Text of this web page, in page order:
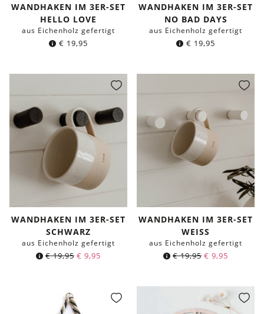
WANDHAKEN IM 3ER-SET
HELLO LOVE
aus Eichenholz gefertigt
€ 19,95
WANDHAKEN IM 3ER-SET
NO BAD DAYS
aus Eichenholz gefertigt
€ 19,95
WANDHAKEN IM 3ER-SET
SCHWARZ
aus Eichenholz gefertigt
€19,95 Ursprünglicher
€ 9,95
€ 9,95.
WANDHAKEN IM 3ER-SET
WEISS
aus Eichenholz gefertigt
€19,95 Ursprünglicher
€ 19,95
€ 9,95
€ 9,95.